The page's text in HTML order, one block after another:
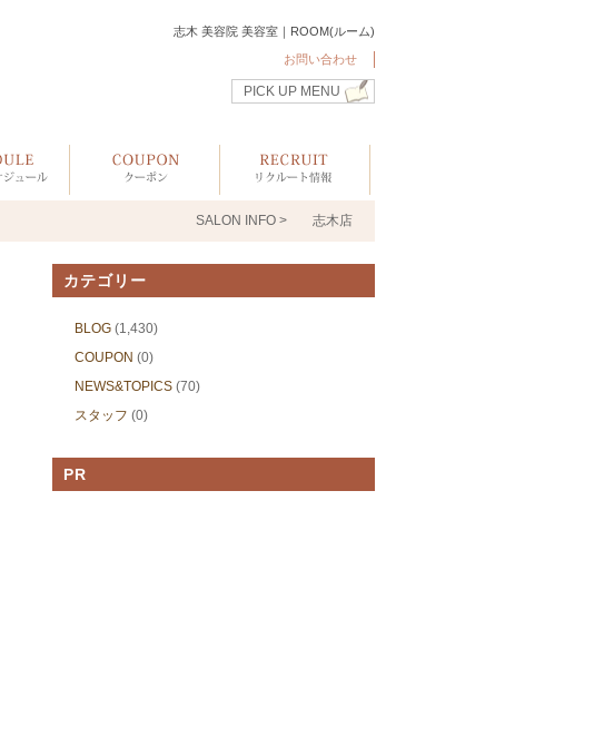
志木 美容院 美容室｜ROOM(ルーム)
お問い合わせ
PICK UP MENU
SALON INFO > 志木店
カテゴリー
BLOG (1,430)
COUPON (0)
NEWS&TOPICS (70)
スタッフ (0)
PR